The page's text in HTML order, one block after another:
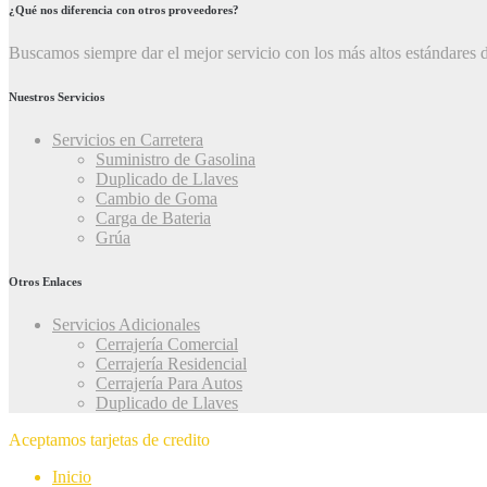
¿Qué nos diferencia con otros proveedores?
Buscamos siempre dar el mejor servicio con los más altos estándares
Nuestros Servicios
Servicios en Carretera
Suministro de Gasolina
Duplicado de Llaves
Cambio de Goma
Carga de Bateria
Grúa
Otros Enlaces
Servicios Adicionales
Cerrajería Comercial
Cerrajería Residencial
Cerrajería Para Autos
Duplicado de Llaves
Aceptamos tarjetas de credito
Inicio